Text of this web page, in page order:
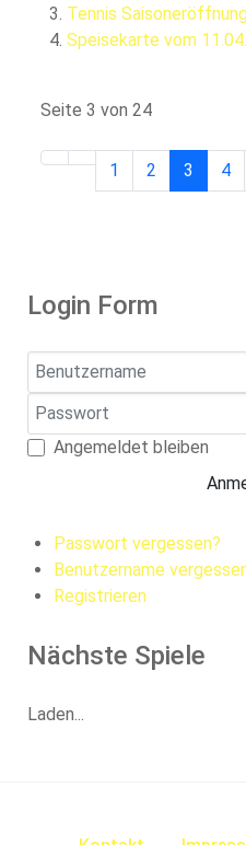
Tennis Saisoneröffnung
Speisekarte vom
Seite 3 von 24
1 2 3 4
Login Form
Benutzername
Passwort
Angemeldet bleiben
Passwort vergessen?
Benutzername
Registrieren
Nächste Spiele
Laden...